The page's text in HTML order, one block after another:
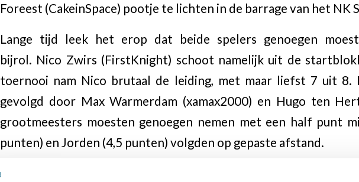
Foreest (CakeinSpace) pootje te lichten in de barrage van het NK
Lange tijd leek het erop dat beide spelers genoegen
bijrol. Nico Zwirs (FirstKnight) schoot namelijk uit de
toernooi nam Nico brutaal de leiding, met maar liefst 7 uit
gevolgd door Max Warmerdam (xamax2000) en Hugo ten
grootmeesters moesten genoegen nemen met een half punt
punten) en Jorden (4,5 punten) volgden op gepaste afstand.